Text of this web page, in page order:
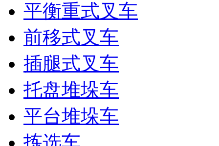
平衡重式叉车
前移式叉车
插腿式叉车
托盘堆垛车
平台堆垛车